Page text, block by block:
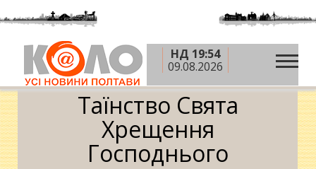
НД 19:54
09.08.2026
Головна » Теми » Таїнство Свята Хрещення
Господнього
Таїнство Свята
Хрещення
Господнього